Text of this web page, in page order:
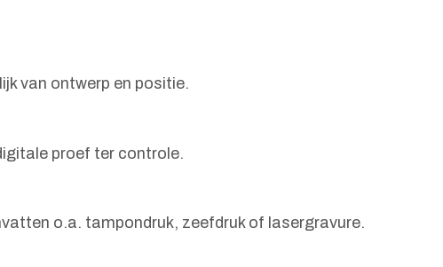
van ontwerp en positie.
proef ter controle.
o.a. tampondruk, zeefdruk of lasergravure.